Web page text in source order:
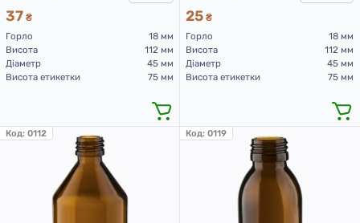
37 ₴
Горло
18 мм
Висота
112 мм
Діаметр
45 мм
Висота етикетки
75 мм
25 ₴
Горло
18 мм
Висота
112 мм
Діаметр
45 мм
Висота етикетки
75 мм
Код: 0112 Код: 0119